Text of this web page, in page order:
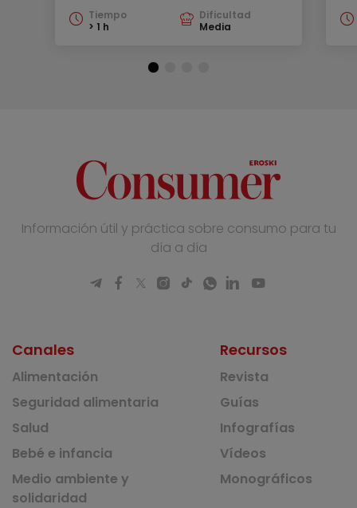
Tiempo
> 1 h
Dificultad
Media
Información útil y práctica sobre consumo para tu
día a día
Canales
Alimentación
Seguridad alimentaria
Salud
Bebé e infancia
Medio ambiente y
solidaridad
Recursos
Revista
Guías
Infografías
Vídeos
Monográficos